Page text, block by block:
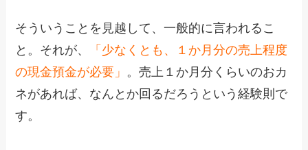
そういうことを見越して、一般的に言われるこ
と。それが、
「少なくとも、１か月分の売上程度
の現金預金が必要」 。売上１か月分くらいのおカ
ネがあれば、なんとか回るだろうという経験則で
す。